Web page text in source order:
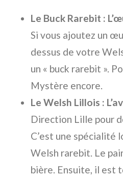
Le Buck Rarebit :
Si vous ajoutez un
dessus de votre
un « buck rarebit ».
Mystère encore.
Le Welsh Lillois :
Direction Lille pour
C’est une spécialité
Welsh rarebit. Le
bière. Ensuite, il est